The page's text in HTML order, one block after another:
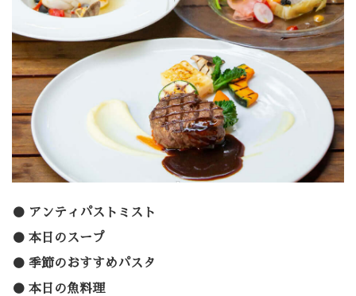
アンティパストミスト
本日のスープ
季節のおすすめパスタ
本日の魚料理